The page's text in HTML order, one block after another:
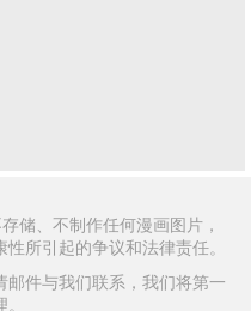
储、不制作任何漫画图片，
所引起的争议和法律责任。
件与我们联系，我们将第一